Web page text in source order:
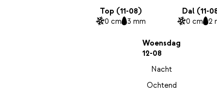
Top (11-08)
0 cm 3 mm
Dal (11-
0 cm 2
Woensdag
12-08
Nacht
Ochtend